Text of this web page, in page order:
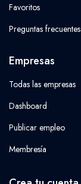
Favoritos
Preguntas frecuentes
Empresas
Todas las empresas
Dashboard
Publicar empleo
Membresía